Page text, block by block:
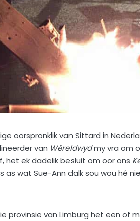
oorspronklik van Sittard in
van Wêreldwydmy vra om
het ek dadelik besluit om oor ons
as wat Sue-Ann dalk sou wou hê
provinsie van Limburg het een of